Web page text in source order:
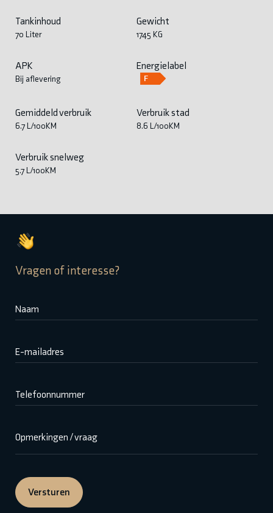
Tankinhoud
70 Liter
Gewicht
1745 KG
APK
Bij aflevering
Energielabel
Gemiddeld verbruik
6.7 L/100KM
Verbruik stad
8.6 L/100KM
Verbruik snelweg
5.7 L/100KM
Vragen of interesse?
Naam
E-mailadres
Telefoonnummer
Opmerkingen / vraag
Versturen